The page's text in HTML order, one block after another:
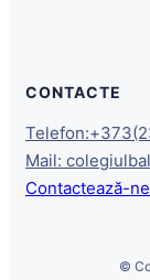
CONTACTE
Mail:
Contactează-ne
©